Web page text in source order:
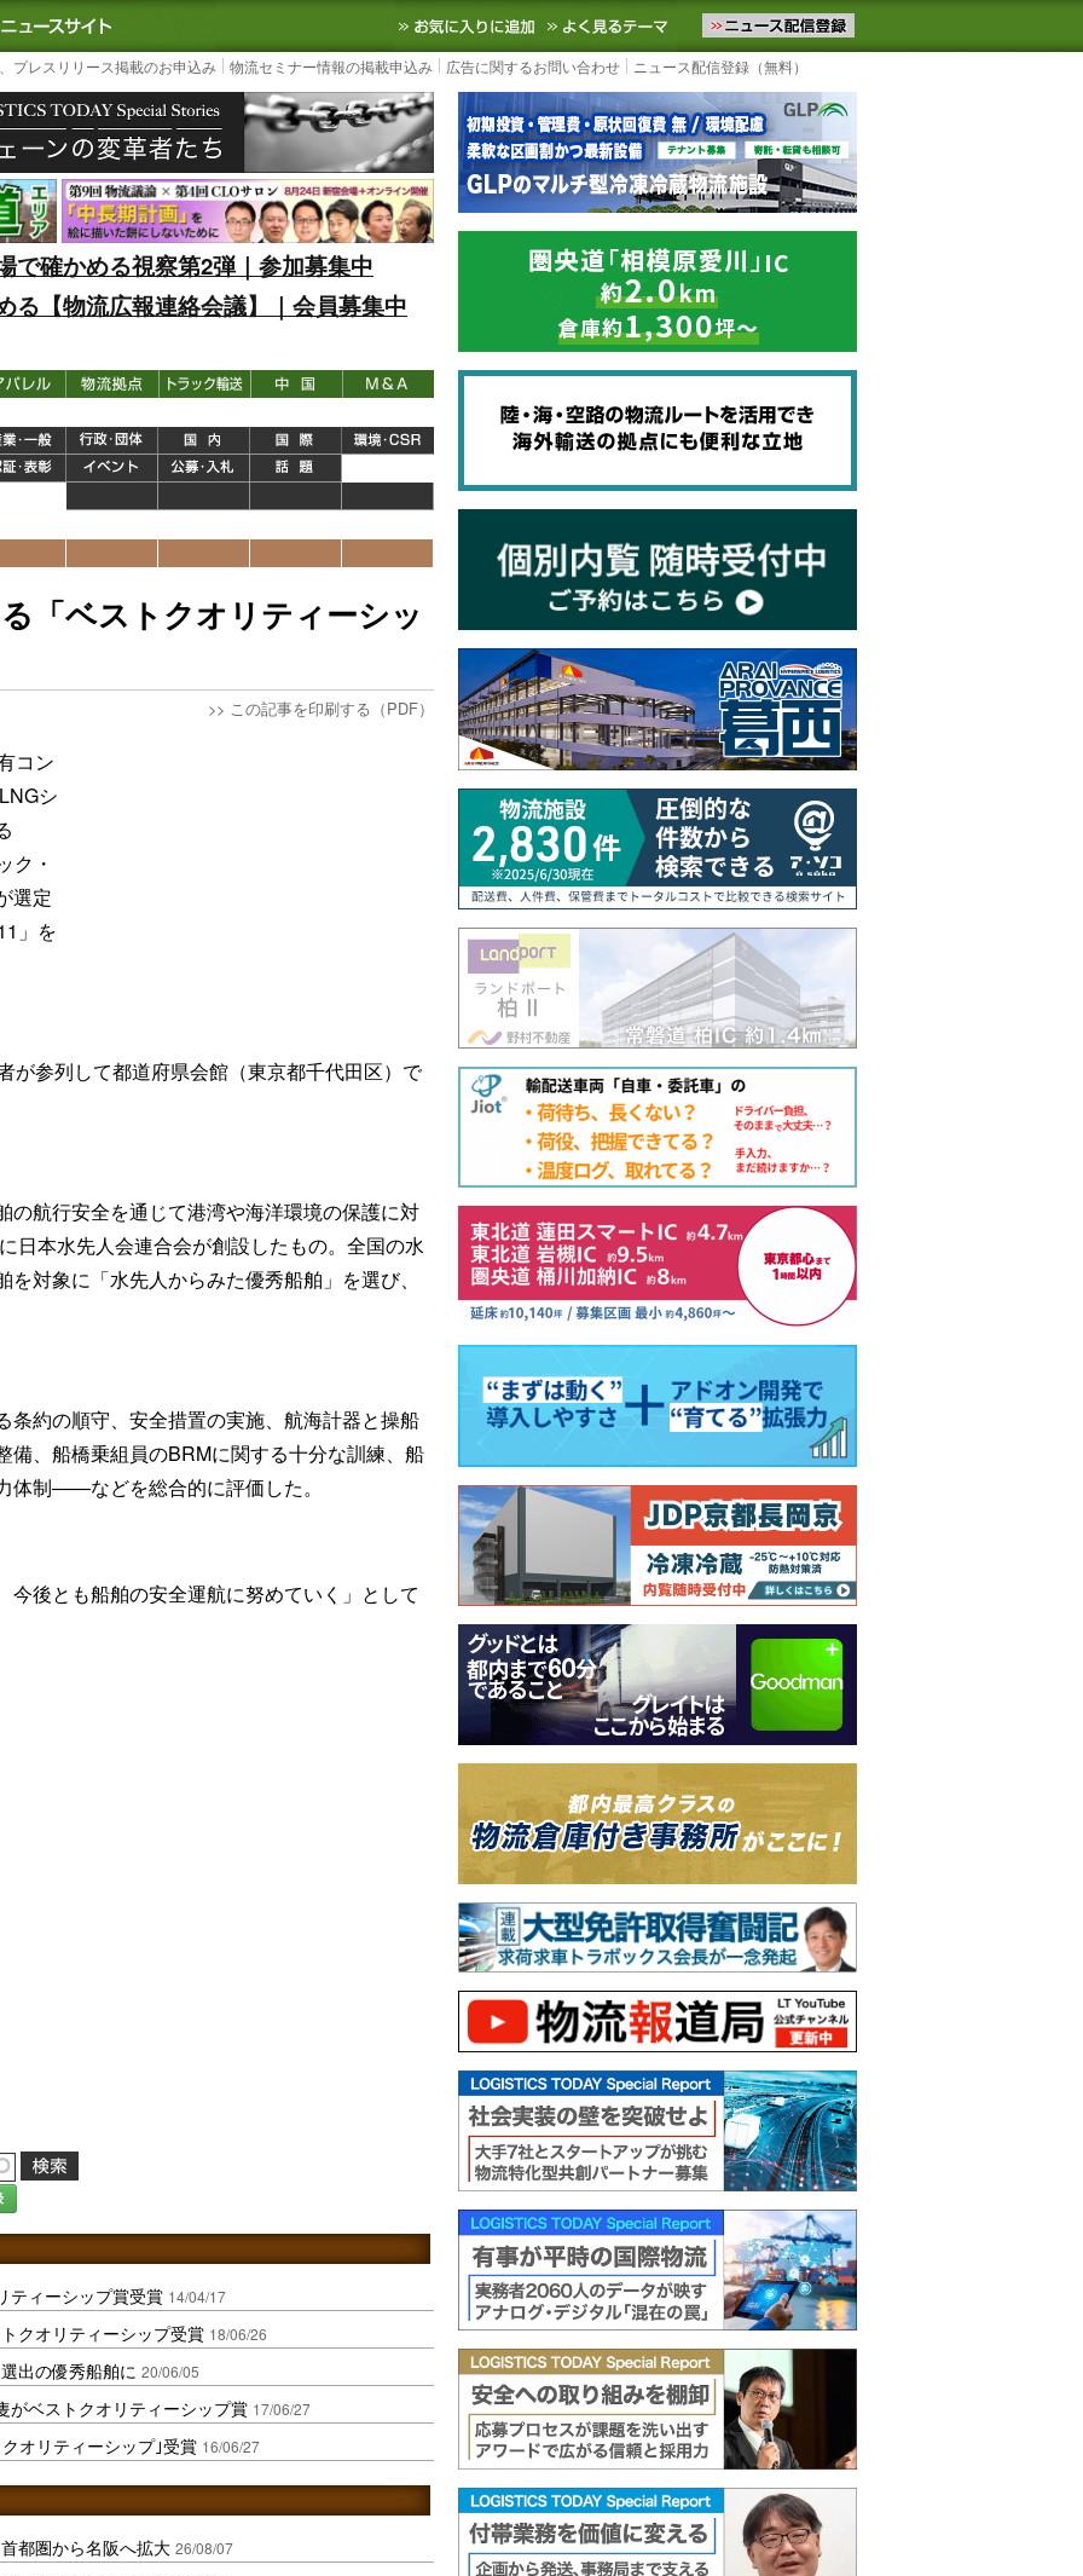
｜国内最大の物流ニュースサイト3PL, SCMなど国内外の最新の物流ニュースをお届けします。物流ニュースメール配信を登録す
お気に入りに追加 よく見るテーマ
プレスリリース掲載のお申込み 物流セミナー情報の掲載申込み 広告に関するお問い合わせ ニュース配信登録（無料）
で確かめる視察第2弾｜参加募集中
る【物流広報連絡会議】｜会員募集中
「ベストクオリティーシッ
>> この記事を印刷する（PDF）
コン
シ
ク・
選定
」を
が参列して都道府県会館（東京都千代田区）で
の航行安全を通じて港湾や海洋環境の保護に対
日本水先人会連合会が創設したもの。全国の水
対象に「水先人からみた優秀船舶」を選び、
条約の順守、安全措置の実施、航海計器と操船
備、船橋乗組員のBRMに関する十分な訓練、船
体制――などを総合的に評価した。
後とも船舶の安全運航に努めていく」として
ティーシップ賞受賞 14/04/17
クオリティーシップ受賞 18/06/26
出の優秀船舶に 20/06/05
がベストクオリティーシップ賞 17/06/27
オリティーシップ｣受賞 16/06/27
都圏から名阪へ拡大 26/08/07